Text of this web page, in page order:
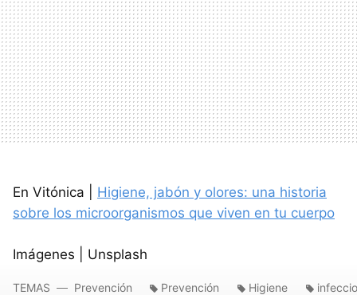
En Vitónica | Higiene, jabón y olores: una historia
sobre los microorganismos que viven en tu cuerpo
Imágenes | Unsplash
TEMAS Prevención Prevención Higiene